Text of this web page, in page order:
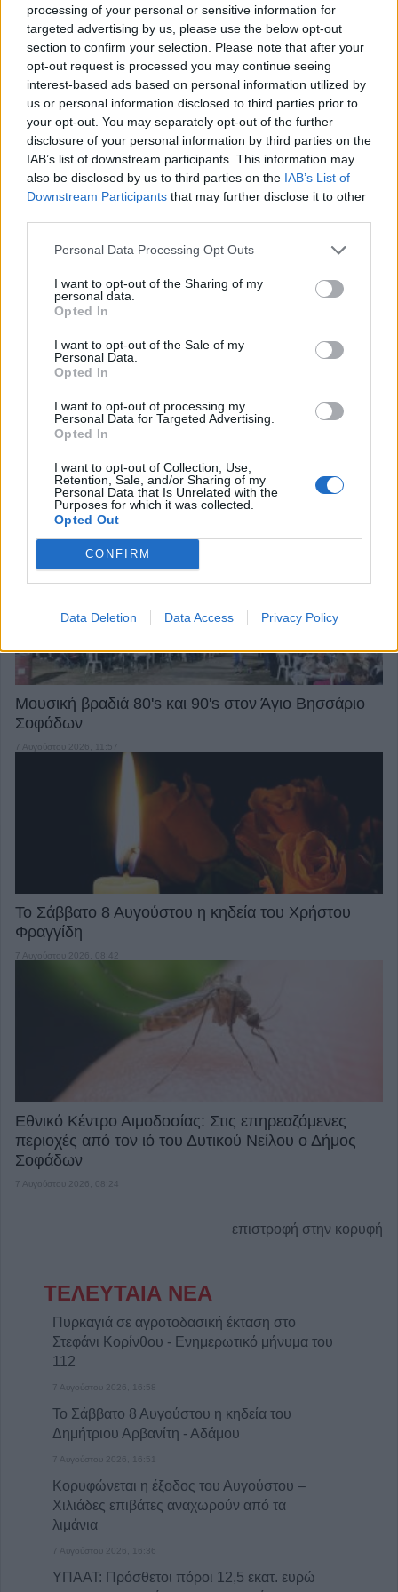
processing of your personal or sensitive information for
targeted advertising by us, please use the below opt-out
section to confirm your selection. Please note that after your
opt-out request is processed you may continue seeing
interest-based ads based on personal information utilized by
us or personal information disclosed to third parties prior to
your opt-out. You may separately opt-out of the further
disclosure of your personal information by third parties on the
IAB’s list of downstream participants. This information may
also be disclosed by us to third parties on the IAB’s List of
Downstream Participants that may further disclose it to other
Personal Data Processing Opt Outs
I want to opt-out of the Sharing of my
personal data.
Opted In
I want to opt-out of the Sale of my
Personal Data.
Opted In
I want to opt-out of processing my
Personal Data for Targeted Advertising.
Opted In
I want to opt-out of Collection, Use,
Retention, Sale, and/or Sharing of my
Personal Data that Is Unrelated with the
Purposes for which it was collected.
Opted Out
CONFIRM
Data Deletion Data Access Privacy Policy
Τελευταία τροποποίηση στις1 Ιουνίου 2026, 18:08
Κοινοποιήστε αυτό το άρθρο
ΔΙΑΒΆΣΤΕ ΕΠΊΣΗΣ:
Την Κυριακή 9 Αυγούστου το 40ήμερο μνημόσυνο
του Βάιου Κουκουνή
7 Αυγούστου 2026, 13:59
Μουσική βραδιά 80's και 90's στον Άγιο Βησσάριο
Σοφάδων
7 Αυγούστου 2026, 11:57
Το Σάββατο 8 Αυγούστου η κηδεία του Χρήστου
Φραγγίδη
7 Αυγούστου 2026, 08:42
Εθνικό Κέντρο Αιμοδοσίας: Στις επηρεαζόμενες
περιοχές από τον ιό του Δυτικού Νείλου ο Δήμος
Σοφάδων
7 Αυγούστου 2026, 08:24
επιστροφή στην κορυφή
ΤΕΛΕΥΤΑΙΑ ΝΕΑ
Πυρκαγιά σε αγροτοδασική έκταση στο
Στεφάνι Κορίνθου - Ενημερωτικό μήνυμα του
112
7 Αυγούστου 2026, 16:58
Το Σάββατο 8 Αυγούστου η κηδεία του
Δημήτριου Αρβανίτη - Αδάμου
7 Αυγούστου 2026, 16:51
Κορυφώνεται η έξοδος του Αυγούστου –
Χιλιάδες επιβάτες αναχωρούν από τα
λιμάνια
7 Αυγούστου 2026, 16:36
ΥΠΑΑΤ: Πρόσθετοι πόροι 12,5 εκατ. ευρώ